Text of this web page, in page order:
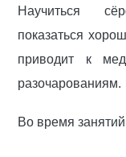
Научиться
показаться
приводит к
разочарованиям.
Во время